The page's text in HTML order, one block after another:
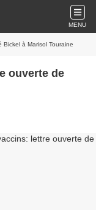
MENU
à Marisol Touraine
ouverte de